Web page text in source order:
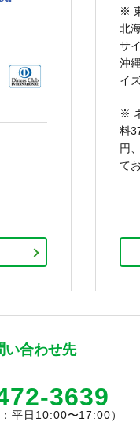
※
北
サ
沖
イ
※
料
円
て
い合わせ先
3639
：平日10:00〜17:00）